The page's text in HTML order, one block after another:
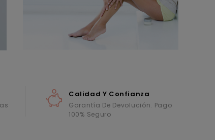
Calidad Y Confianza
Garantía De Devolución. Pago
100% Seguro